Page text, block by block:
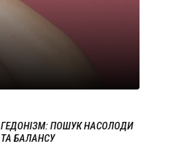
ГЕДОНІЗМ: ПОШУК НАСОЛОДИ
ТА БАЛАНСУ